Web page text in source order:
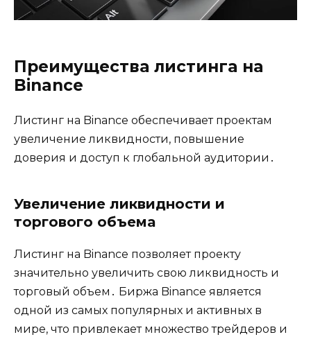
Преимущества листинга на
Binance
Листинг на Binance обеспечивает проектам
увеличение ликвидности‚ повышение
доверия и доступ к глобальной аудитории․
Увеличение ликвидности и
торгового объема
Листинг на Binance позволяет проекту
значительно увеличить свою ликвидность и
торговый объем․ Биржа Binance является
одной из самых популярных и активных в
мире‚ что привлекает множество трейдеров и